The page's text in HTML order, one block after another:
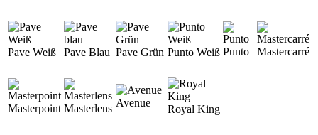
Pave Weiß Pave Blau Pave Grün Punto Weiß Punto Mastercarré
Masterpoint Masterlens Avenue
Royal King